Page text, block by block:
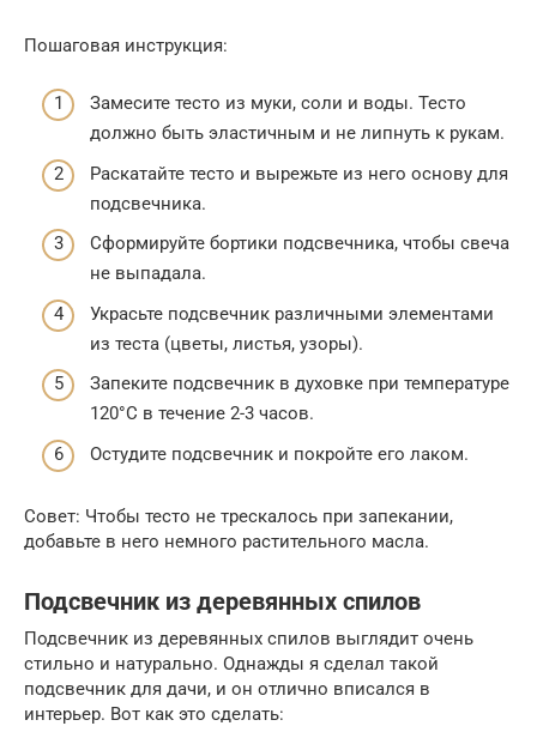
Пошаговая инструкция:
Замесите тесто из муки, соли и воды. Тесто
должно быть эластичным и не липнуть к рукам.
Раскатайте тесто и вырежьте из него основу для
подсвечника.
Сформируйте бортики подсвечника, чтобы свеча
не выпадала.
Украсьте подсвечник различными элементами
из теста (цветы, листья, узоры).
Запеките подсвечник в духовке при температуре
120°C в течение 2-3 часов.
Остудите подсвечник и покройте его лаком.
Совет: Чтобы тесто не трескалось при запекании,
добавьте в него немного растительного масла.
Подсвечник из деревянных спилов
Подсвечник из деревянных спилов выглядит очень
стильно и натурально. Однажды я сделал такой
подсвечник для дачи, и он отлично вписался в
интерьер. Вот как это сделать: